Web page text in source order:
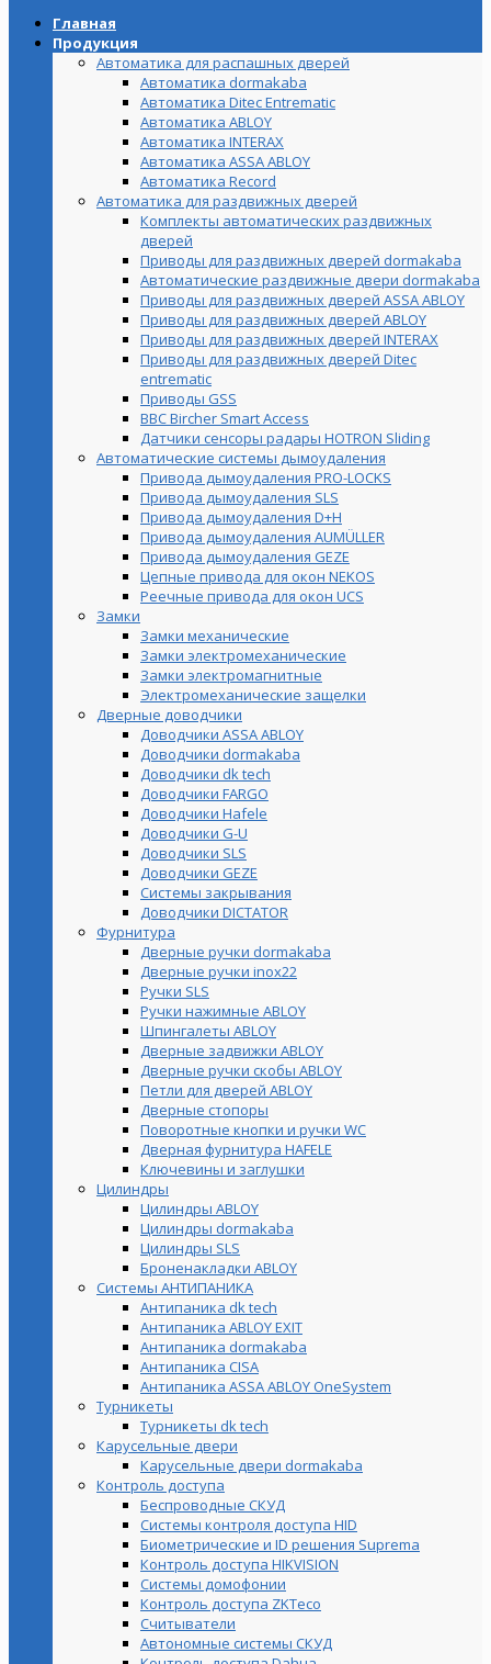
Главная
Продукция
Автоматика для распашных дверей
Автоматика dormakaba
Автоматика Ditec Entrematic
Автоматика ABLOY
Автоматика INTERAX
Автоматика ASSA ABLOY
Автоматика Record
Автоматика для раздвижных дверей
Комплекты автоматических раздвижных
дверей
Приводы для раздвижных дверей dormakaba
Автоматические раздвижные двери dormakaba
Приводы для раздвижных дверей ASSA ABLOY
Приводы для раздвижных дверей ABLOY
Приводы для раздвижных дверей INTERAX
Приводы для раздвижных дверей Ditec
entrematic
Приводы GSS
BBC Bircher Smart Access
Датчики сенсоры радары HOTRON Sliding
Автоматические системы дымоудаления
Привода дымоудаления PRO-LOCKS
Привода дымоудаления SLS
Привода дымоудаления D+H
Привода дымоудаления AUMÜLLER
Привода дымоудаления GEZE
Цепные привода для окон NEKOS
Реечные привода для окон UСS
Замки
Замки механические
Замки электромеханические
Замки электромагнитные
Электромеханические защелки
Дверные доводчики
Доводчики ASSA ABLOY
Доводчики dormakaba
Доводчики dk tech
Доводчики FARGO
Доводчики Hafele
Доводчики G-U
Доводчики SLS
Доводчики GEZE
Cистемы закрывания
Доводчики DICTATOR
Фурнитура
Дверные ручки dormakaba
Дверные ручки inox22
Ручки SLS
Ручки нажимные ABLOY
Шпингалеты ABLOY
Дверные задвижки ABLOY
Дверные ручки скобы ABLOY
Петли для дверей ABLOY
Дверные стопоры
Поворотные кнопки и ручки WC
Дверная фурнитура HAFELE
Ключевины и заглушки
Цилиндры
Цилиндры ABLOY
Цилиндры dormakaba
Цилиндры SLS
Броненакладки ABLOY
Системы АНТИПАНИКА
Антипаника dk tech
Антипаника ABLOY EXIT
Антипаника dormakaba
Антипаника СISA
Антипаника ASSA ABLOY OneSystem
Турникеты
Турникеты dk tech
Карусельные двери
Карусельные двери dormakaba
Контроль доступа
Беспроводные СКУД
Системы контроля доступа HID
Биометрические и ID решения Suprema
Контроль доступа HIKVISION
Системы домофонии
Контроль доступа ZKTeco
Считыватели
Автономные системы СКУД